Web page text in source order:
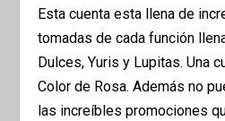
Esta cuenta esta llena de
tomadas de cada función
Dulces, Yuris y Lupitas. Una
Color de Rosa.Además no
las increíbles promociones